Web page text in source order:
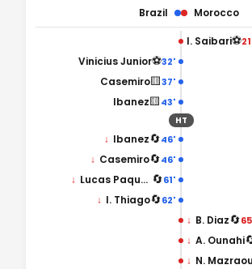
Brazil Morocco
I. Saibari⚽
32'
⚽
Vinicius Junior
37'
🟨
Casemiro
43'
🟨
Ibanez
HT
46'
🔄
↓ Ibanez
46'
🔄
↓ Casemiro
61'
🔄
↓ Lucas Paqueta
62'
🔄
↓ I. Thiago
↓ B. Diaz🔄
↓ A. Ounahi
↓ N.